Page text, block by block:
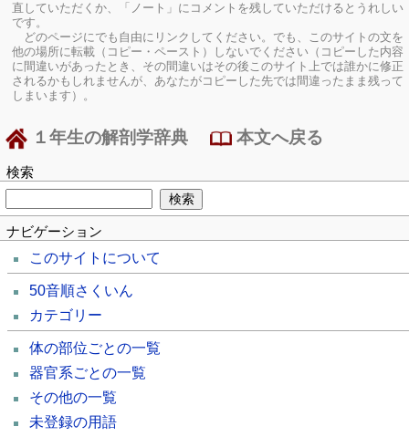
直していただくか、「ノート」にコメントを残していただけるとうれしい
です。
どのページにでも自由にリンクしてください。でも、このサイトの文を
他の場所に転載（コピー・ペースト）しないでください（コピーした内容
に間違いがあったとき、その間違いはその後このサイト上では誰かに修正
されるかもしれませんが、あなたがコピーした先では間違ったまま残って
しまいます）。
１年生の解剖学辞典 本文へ戻る
検索
ナビゲーション
このサイトについて
50音順さくいん
カテゴリー
体の部位ごとの一覧
器官系ごとの一覧
その他の一覧
未登録の用語